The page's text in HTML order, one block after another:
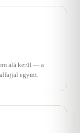
alá kerül — a
együtt.